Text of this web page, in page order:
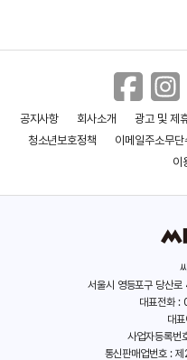
공지사항 회사소개 광고 및 제
청소년보호정책
이메일주소무
이
서울시 영등포구 당산
대표전
대
사업자등록
통신판매업번호 :